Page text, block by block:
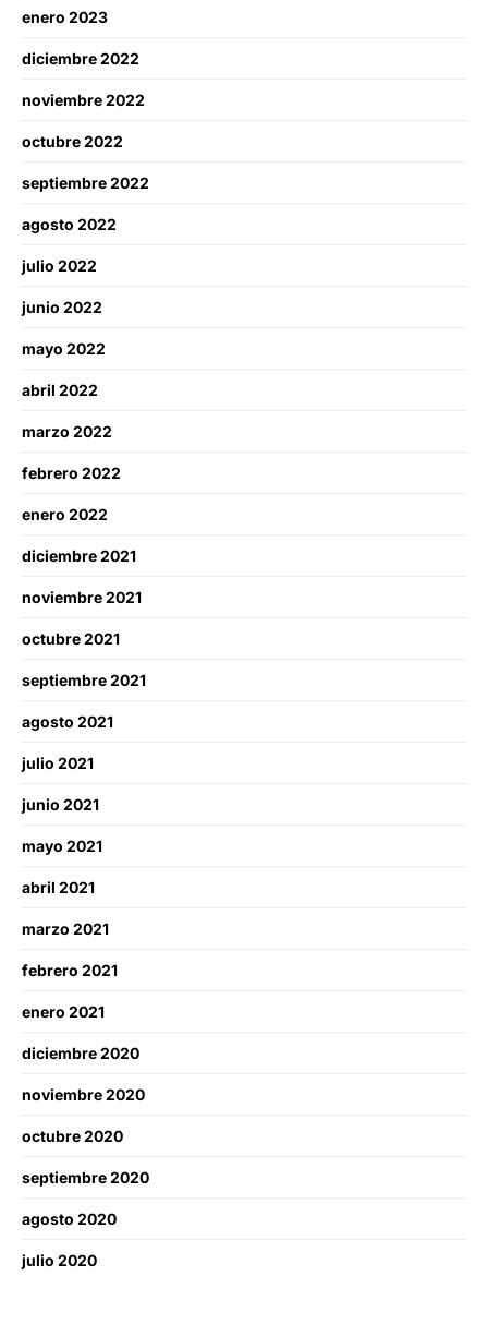
enero 2023
diciembre 2022
noviembre 2022
octubre 2022
septiembre 2022
agosto 2022
julio 2022
junio 2022
mayo 2022
abril 2022
marzo 2022
febrero 2022
enero 2022
diciembre 2021
noviembre 2021
octubre 2021
septiembre 2021
agosto 2021
julio 2021
junio 2021
mayo 2021
abril 2021
marzo 2021
febrero 2021
enero 2021
diciembre 2020
noviembre 2020
octubre 2020
septiembre 2020
agosto 2020
julio 2020